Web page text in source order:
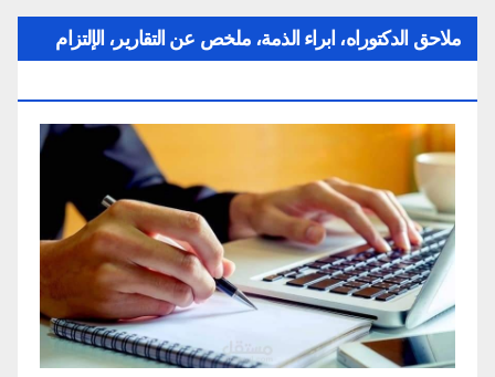
ملاحق الدكتوراه، ابراء الذمة، ملخص عن التقارير، الإلتزام